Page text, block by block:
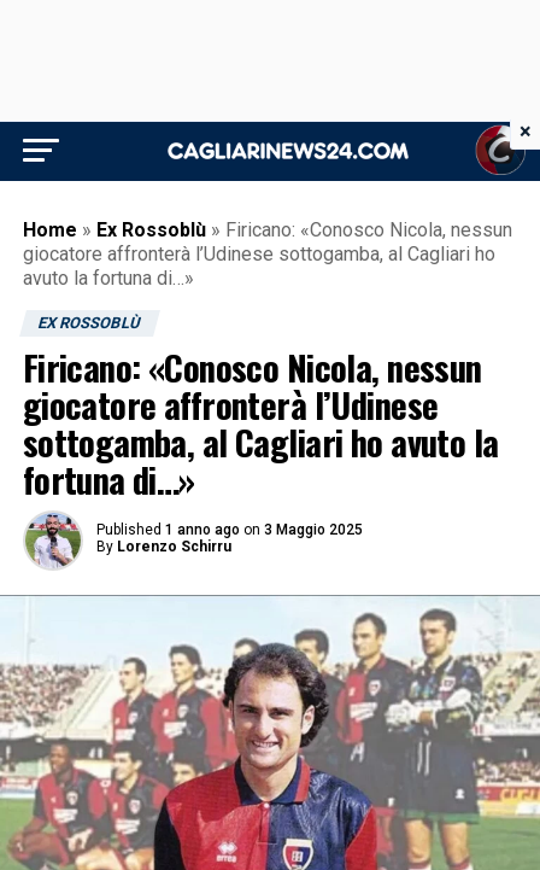
Home » Ex Rossoblù » Firicano: «Conosco Nicola, nessun
giocatore affronterà l’Udinese sottogamba, al Cagliari ho
avuto la fortuna di…»
EX ROSSOBLÙ
Firicano: «Conosco Nicola, nessun
giocatore affronterà l’Udinese
sottogamba, al Cagliari ho avuto la
fortuna di…»
Published 1 anno ago on 3 Maggio 2025
By Lorenzo Schirru
×